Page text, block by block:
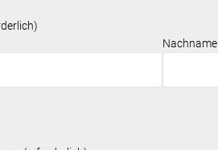
Nachname